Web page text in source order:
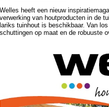
Welles heeft een nieuw
verwerking van houtproducten in de
lariks tuinhout is beschikbaar. Van
schuttingen op maat en de robuuste